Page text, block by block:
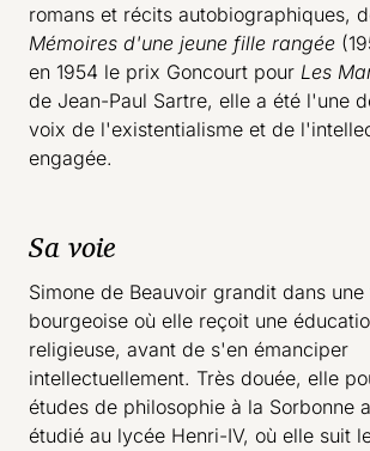
romans et récits autobiographiques,
Mémoires d'une jeune fille rangée
en 1954 le prix Goncourt pour Les
de Jean-Paul Sartre, elle a été l'une
voix de l'existentialisme et de
engagée.
Sa voie
Simone de Beauvoir grandit dans
bourgeoise où elle reçoit une
religieuse, avant de s'en émanciper
intellectuellement. Très douée, elle
études de philosophie à la Sorbonne
étudié au lycée Henri-IV, où elle suit